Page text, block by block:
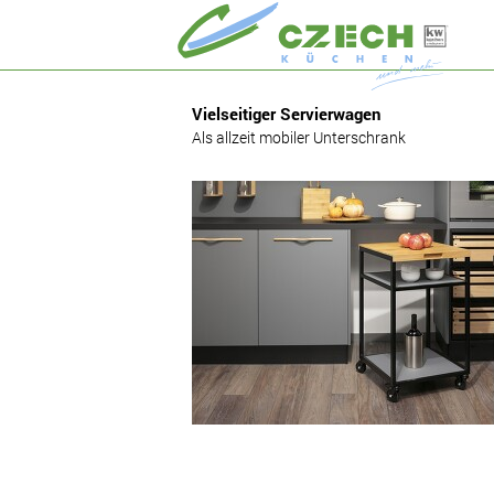
Vielseitiger Servierwagen
Als allzeit mobiler Unterschrank